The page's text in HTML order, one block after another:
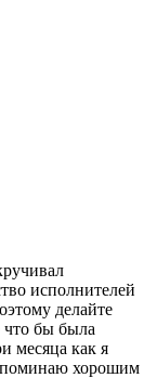
исполнителей
делайте
бы была
месяца как я
хорошим